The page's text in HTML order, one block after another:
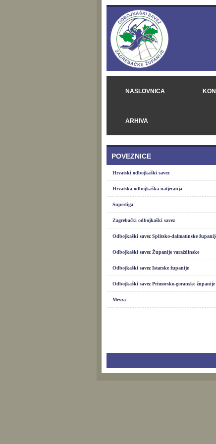
NASLOVNICA
ARHIVA
POVEZNICE
Hrvatski odbojkaški savez
Hrvatska odbojkaška natjecanja
Superliga
Zagrebački odbojkaški savez
Odbojkaški savez Splitsko-dalmatinske
Odbojkaški savez Županije varaždinske
Odbojkaški savez Istarske županije
Odbojkaški savez Primorsko-goranske županije
Mevza